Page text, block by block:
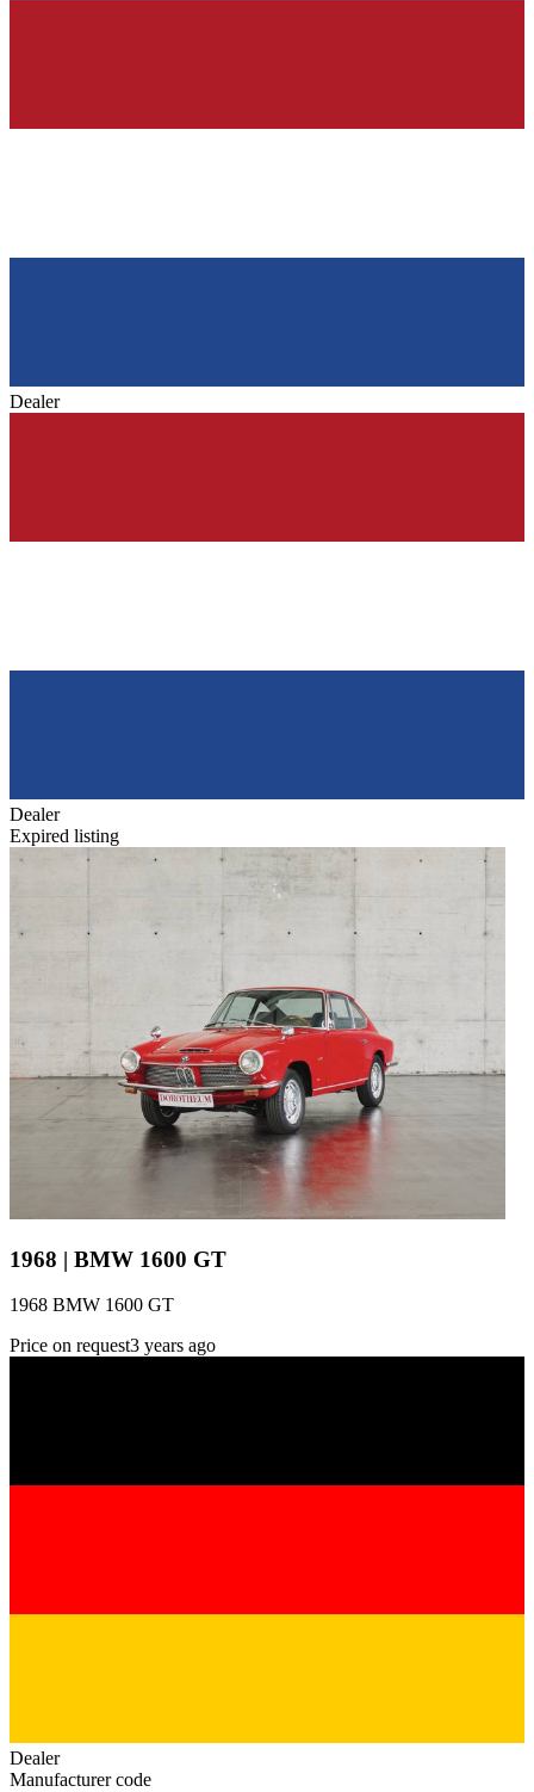
Dealer
Dealer
Expired listing
1968 | BMW 1600 GT
1968 BMW 1600 GT
Price on request3 years ago
Dealer
Manufacturer code